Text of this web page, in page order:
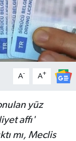
A- A+
yüz
affı'
mı, Meclis